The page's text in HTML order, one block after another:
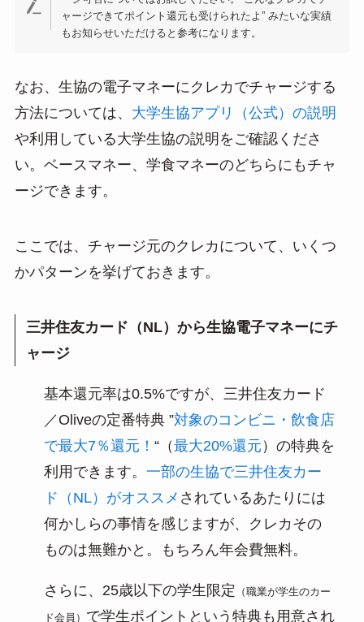
ャージできてポイント還元も受けられたよ” みたいな実績
もお知らせいただけると参考になります。
なお、生協の電子マネーにクレカでチャージする
方法については、 大学生協アプリ（公式）の説明
や利用している大学生協の説明をご確認くださ
い。ベースマネー、学食マネーのどちらにもチャ
ージできます。
ここでは、チャージ元のクレカについて、いくつ
かパターンを挙げておきます。
三井住友カード（NL）から生協電子マネーにチ
ャージ
基本還元率は0.5%ですが、三井住友カード
／Oliveの定番特典 ”対象のコンビニ・飲食店
で最大7％還元！ “（最大20%還元 ）の特典を
利用できます。 一部の生協で三井住友カー
ド（NL）がオススメ されているあたりには
何かしらの事情を感じますが、クレカその
ものは無難かと。もちろん年会費無料。
さらに、25歳以下の学生限定 （職業が学生のカー
ド会員） で学生ポイントという特典も用意され